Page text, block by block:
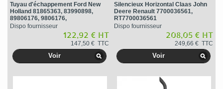
Tuyau d'échappement Ford New
Holland 81865363, 83990898,
89806176, 9806176,
E9NN5C262AA, E9NN5C262AB,
E9NN5C262AB17M
Dispo fournisseur
122,92 € HT
147,50 € TTC
Voir
Silencieux Horizontal Claas John
Deere Renault 7700036561,
RT7700036561
Dispo fournisseur
208,05 € HT
249,66 € TTC
Voir